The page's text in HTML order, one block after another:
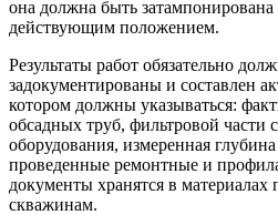
она должна быть затампонирована
действующим положением.
Результаты работ обязательно
задокументированы и составлен
котором должны указываться:
обсадных труб, фильтровой части
оборудования, измеренная
проведенные ремонтные и
документы хранятся в
скважинам.